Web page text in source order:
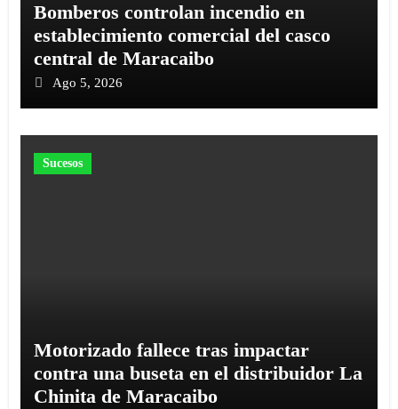
Bomberos controlan incendio en
establecimiento comercial del casco
central de Maracaibo
Ago 5, 2026
Sucesos
Motorizado fallece tras impactar
contra una buseta en el distribuidor La
Chinita de Maracaibo